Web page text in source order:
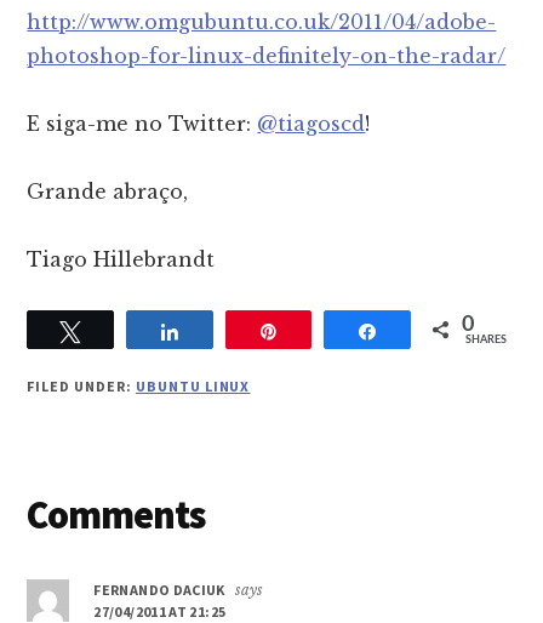
http://www.omgubuntu.co.uk/2011/04/adobe-
photoshop-for-linux-definitely-on-the-radar/
E siga-me no Twitter: @tiagoscd!
Grande abraço,
Tiago Hillebrandt
Share 0
SHARES
FILED UNDER: UBUNTU LINUX
Reader
Comments
FERNANDO DACIUK says
27/04/2011 AT 21:25